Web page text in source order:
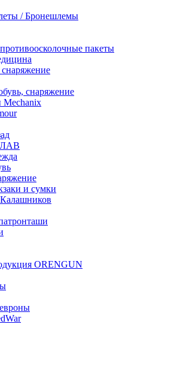
/ Бронешлемы
пакеты
снаряжение
Mechanix
и сумки
ORENGUN